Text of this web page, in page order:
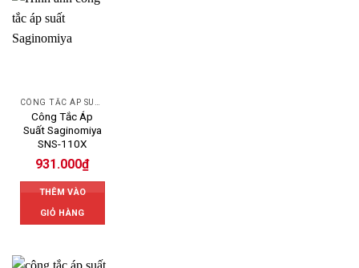
Công Tắc Áp
Suất Saginomiya
SNS-110X
931.000₫
THÊM VÀO
GIỎ HÀNG